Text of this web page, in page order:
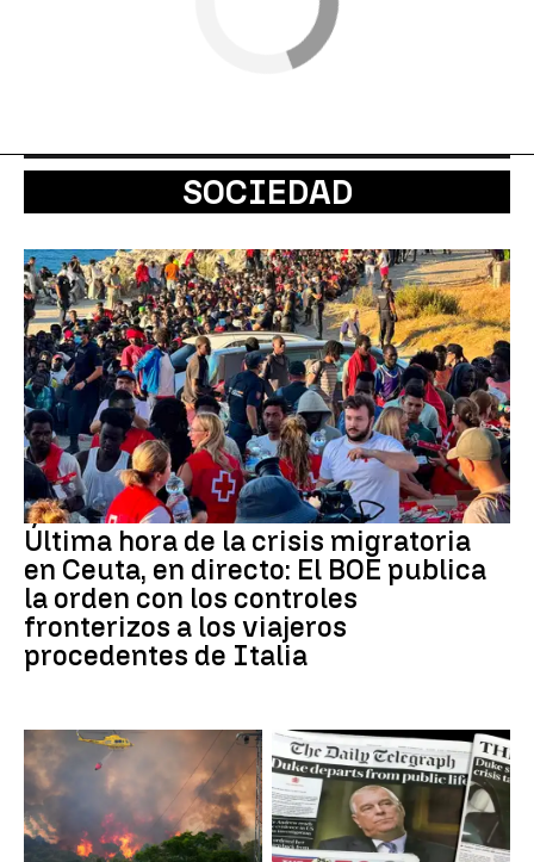
SOCIEDAD
Última hora de la crisis migratoria
en Ceuta, en directo: El BOE publica
la orden con los controles
fronterizos a los viajeros
procedentes de Italia